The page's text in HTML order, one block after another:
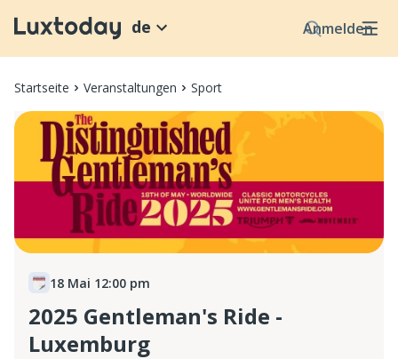
Anmelden
de
Startseite Veranstaltungen Sport
18 Mai 12:00 pm
2025 Gentleman's Ride -
Luxemburg